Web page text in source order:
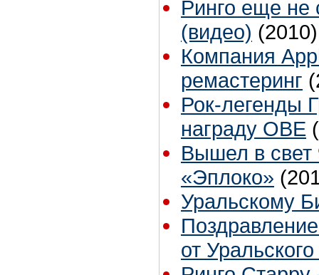
Ринго еще не
(видео) (2010)
Компания
ремастеринг
Рок-легенды
награду OBE
Вышел в свет
«Эплоко»
Уральскому
от